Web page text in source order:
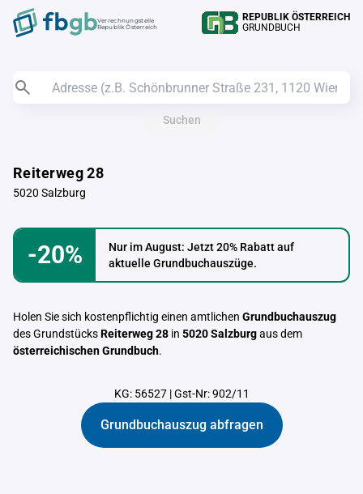
Verrechnungstelle
Republik Österreich
REPUBLIK ÖSTERREICH
GRUNDBUCH
Suchen
Reiterweg 28
5020 Salzburg
-20%
Nur im August: Jetzt 20% Rabatt auf
aktuelle Grundbuchauszüge.
Holen Sie sich kostenpflichtig einen amtlichen Grundbuchauszug
des GrundstücksReiterweg 28 in 5020 Salzburgaus dem
österreichischen Grundbuch.
KG: 56527|Gst-Nr: 902/11
Grundbuchauszug abfragen